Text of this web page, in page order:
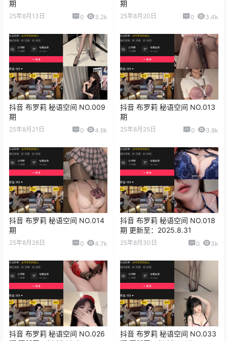
期
25年8月13日 0 3.2k
期
25年8月20日 0 3.4k
抖音 布罗莉 秘语空间 NO.009
期
25年8月21日 0 4.6k
抖音 布罗莉 秘语空间 NO.013
期
25年8月25日 0 3.8k
抖音 布罗莉 秘语空间 NO.014
期
25年8月26日 0 4.7k
抖音 布罗莉 秘语空间 NO.018
期 更新至：2025.8.31
25年8月30日 0 3k
抖音 布罗莉 秘语空间 NO.026
抖音 布罗莉 秘语空间 NO.033